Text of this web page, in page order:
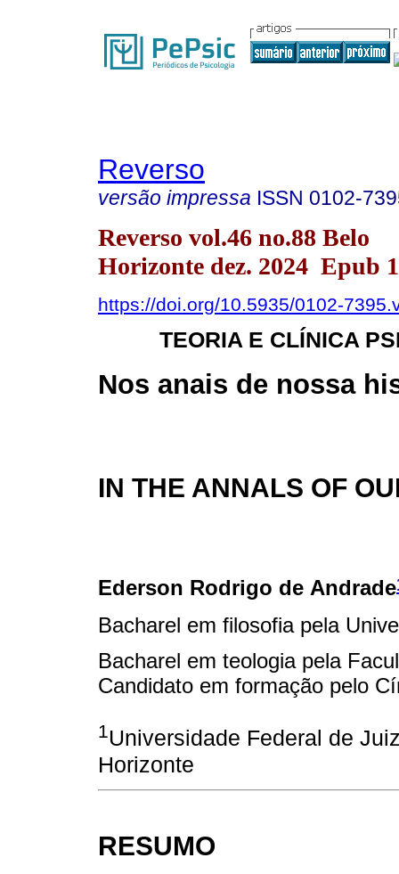
Reverso
versão impressa ISSN 0102-
Reverso vol.46 no.88 Belo
Horizonte dez. 2024 Epub
https://doi.org/10.5935/0102-
TEORIA E CLÍNICA
Nos anais de nossa
IN THE ANNALS OF
Ederson Rodrigo de Andrade
Bacharel em filosofia pela
Bacharel em teologia pela
Candidato em formação pelo
1Universidade Federal de
Horizonte
RESUMO